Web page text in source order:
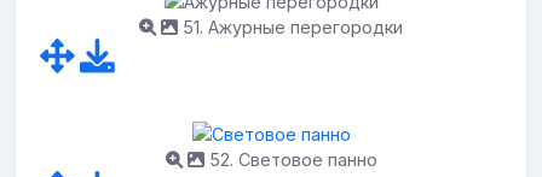
51. Ажурные перегородки
52. Световое панно